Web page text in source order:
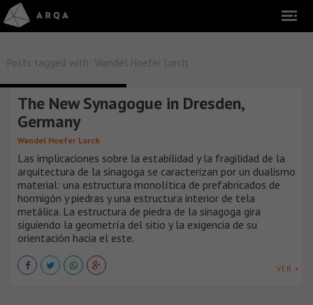
Posts tagged with: Wandel Hoefer Lorch
The New Synagogue in Dresden,
Germany
Wandel Hoefer Lorch
Las implicaciones sobre la estabilidad y la fragilidad de la
arquitectura de la sinagoga se caracterizan por un dualismo
material: una estructura monolítica de prefabricados de
hormigón y piedras y una estructura interior de tela
metálica. La estructura de piedra de la sinagoga gira
siguiendo la geometría del sitio y la exigencia de su
orientación hacia el este.
VER +